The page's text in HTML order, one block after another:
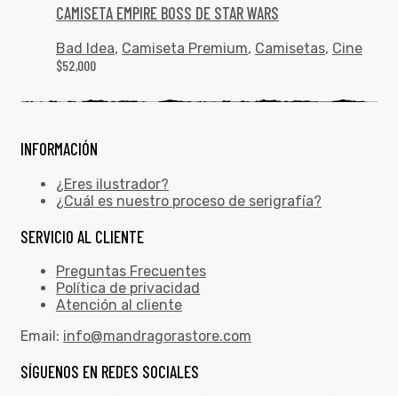
CAMISETA EMPIRE BOSS DE STAR WARS
Bad Idea, Camiseta Premium, Camisetas, Cine
$52,000
INFORMACIÓN
¿Eres ilustrador?
¿Cuál es nuestro proceso de serigrafía?
SERVICIO AL CLIENTE
Preguntas Frecuentes
Política de privacidad
Atención al cliente
Email: info@mandragorastore.com
SÍGUENOS EN REDES SOCIALES